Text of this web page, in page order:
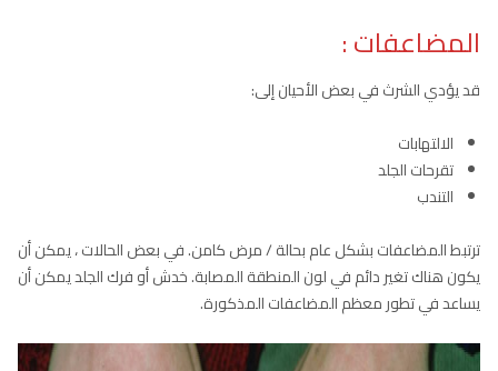
المضاعفات :
قد يؤدي الشرث في بعض الأحيان إلى:
الالتهابات
تقرحات الجلد
التندب
ترتبط المضاعفات بشكل عام بحالة / مرض كامن. في بعض الحالات ، يمكن أن
يكون هناك تغير دائم في لون المنطقة المصابة. خدش أو فرك الجلد يمكن أن
يساعد في تطور معظم المضاعفات المذكورة.